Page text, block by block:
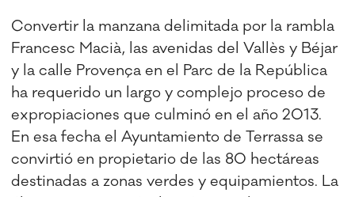
Convertir la manzana delimitada por la rambla
Francesc Macià, las avenidas del Vallès y Béjar
y la calle Provença en el Parc de la República
ha requerido un largo y complejo proceso de
expropiaciones que culminó en el año 2013.
En esa fecha el Ayuntamiento de Terrassa se
convirtió en propietario de las 80 hectáreas
destinadas a zonas verdes y equipamientos. La